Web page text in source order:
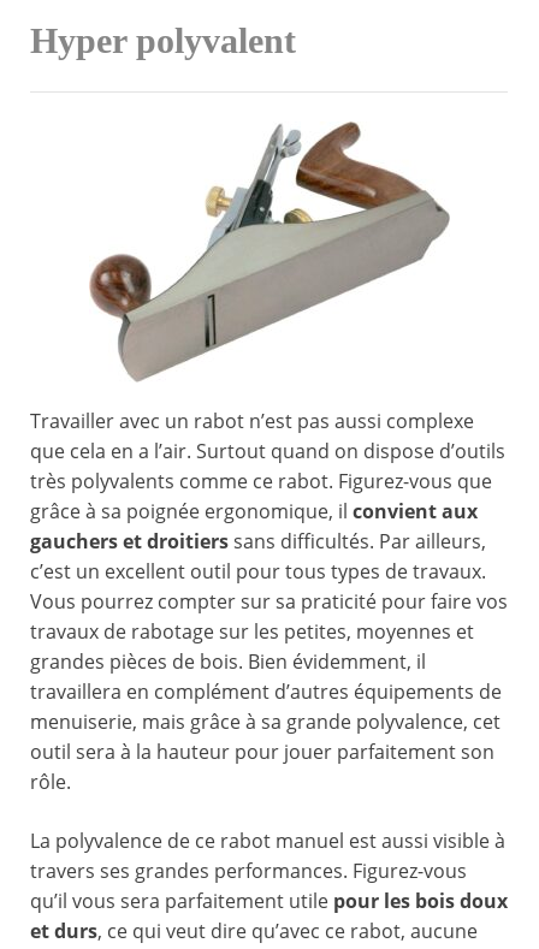
Hyper polyvalent
Travailler avec un rabot n’est pas aussi complexe
que cela en a l’air. Surtout quand on dispose d’outils
très polyvalents comme ce rabot. Figurez-vous que
grâce à sa poignée ergonomique, il convient aux
gauchers et droitierssans difficultés. Par ailleurs,
c’est un excellent outil pour tous types de travaux.
Vous pourrez compter sur sa praticité pour faire vos
travaux de rabotage sur les petites, moyennes et
grandes pièces de bois. Bien évidemment, il
travaillera en complément d’autres équipements de
menuiserie, mais grâce à sa grande polyvalence, cet
outil sera à la hauteur pour jouer parfaitement son
rôle.
La polyvalence de ce rabot manuel est aussi visible à
travers ses grandes performances. Figurez-vous
qu’il vous sera parfaitement utile pour les bois doux
et durs, ce qui veut dire qu’avec ce rabot, aucune